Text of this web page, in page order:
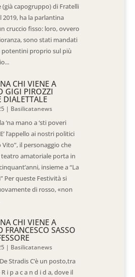
(già capogruppo) di Fratelli
2019, ha la parlantina
cruccio fisso: loro, ovvero
sono stati mandati
potentini proprio sul più
CHI VIENE A
GIGI PIROZZI
DIALETTALE
| Basilicatanews
‘na mano a ‘sti poveri
l’appello ai nostri politici
Vito”, il personaggio che
teatro amatoriale porta in
insieme a “La
Per queste Festività si
di rosso, «non
CHI VIENE A
FRANCESCO SASSO
| Basilicatanews
Stradis C’è un posto,tra
i p a c a n d i d a, dove il